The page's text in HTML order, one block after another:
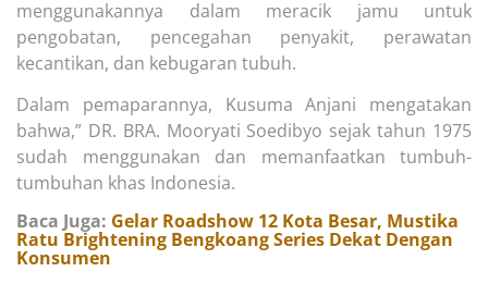
menggunakannya dalam meracik jamu untuk
pengobatan, pencegahan penyakit, perawatan
kecantikan, dan kebugaran tubuh.
Dalam pemaparannya, Kusuma Anjani mengatakan
bahwa,” DR. BRA. Mooryati Soedibyo sejak tahun 1975
sudah menggunakan dan memanfaatkan tumbuh-
tumbuhan khas Indonesia.
Baca Juga: Gelar Roadshow 12 Kota Besar, Mustika
Ratu Brightening Bengkoang Series Dekat Dengan
Konsumen